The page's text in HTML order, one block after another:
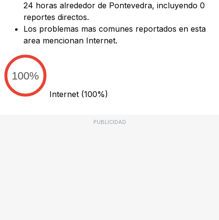
24 horas alrededor de Pontevedra, incluyendo 0
reportes directos.
Los problemas mas comunes reportados en esta
area mencionan Internet.
100%
Internet (100%)
PUBLICIDAD